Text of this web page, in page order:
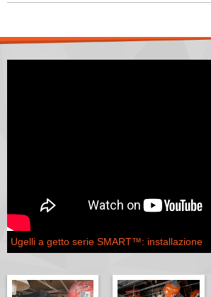
Ugelli a getto serie SMART™: installazione